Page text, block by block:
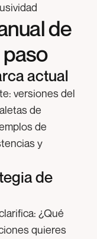
de
actual
versiones del
de
de
y
de
¿Qué
quieres